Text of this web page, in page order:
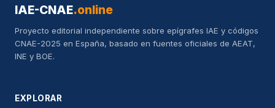
IAE-CNAE.online
Proyecto editorial independiente sobre epígrafes IAE y códigos
CNAE-2025 en España, basado en fuentes oficiales de AEAT,
INE y BOE.
EXPLORAR